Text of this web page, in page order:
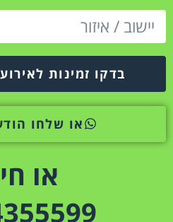
בדקו זמינות
או שלחו
או